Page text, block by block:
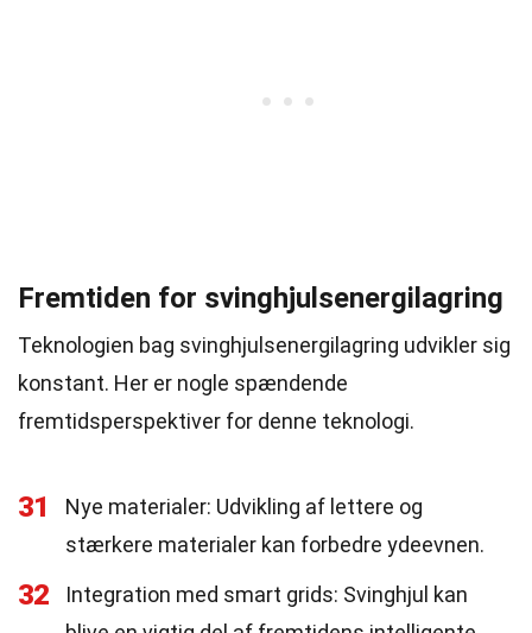
Fremtiden for svinghjulsenergilagring
Teknologien bag svinghjulsenergilagring udvikler sig
konstant. Her er nogle spændende
fremtidsperspektiver for denne teknologi.
31
Nye materialer: Udvikling af lettere og
stærkere materialer kan forbedre ydeevnen.
32
Integration med smart grids: Svinghjul kan